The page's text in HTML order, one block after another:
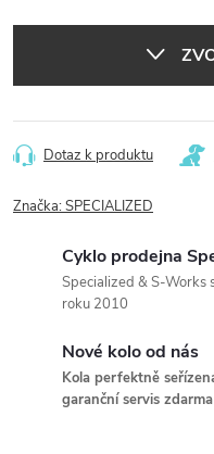
Dotaz k produktu
Značka:SPECIALIZED
Cyklo prodejna
Specialized & S-Works
roku 2010
Nové kolo od nás
Kola perfektně
garanční servis zdarma